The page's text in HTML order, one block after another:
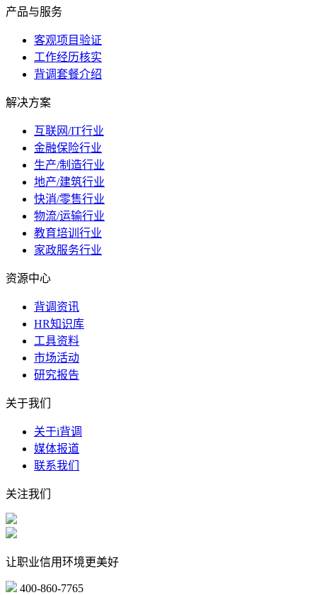
产品与服务
客观项目验证
工作经历核实
背调套餐介绍
解决方案
互联网/IT行业
金融保险行业
生产/制造行业
地产/建筑行业
快消/零售行业
物流/运输行业
教育培训行业
家政服务行业
资源中心
背调资讯
HR知识库
工具资料
市场活动
研究报告
关于我们
关于i背调
媒体报道
联系我们
关注我们
让职业信用环境更美好
400-860-7765